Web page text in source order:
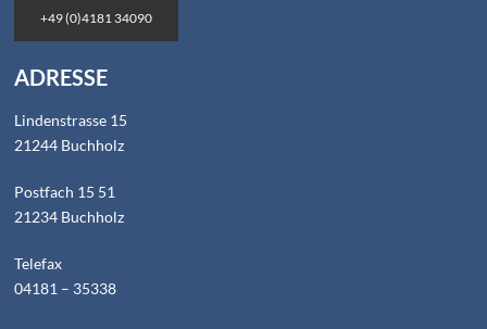
+49 (0)4181 34090
ADRESSE
Lindenstrasse 15
21244 Buchholz
Postfach 15 51
21234 Buchholz
Telefax
04181 – 35338